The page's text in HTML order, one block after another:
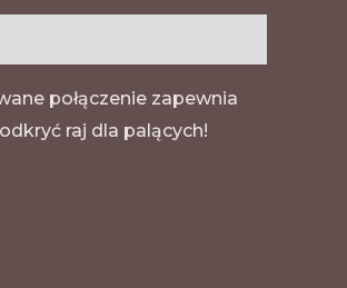
połączenie zapewnia
raj dla palących!